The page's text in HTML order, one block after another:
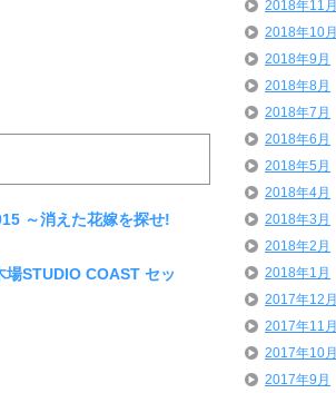
～消えた花嫁を探せ!
STUDIO COAST セッ
2018年11月
2018年10月
2018年9月
2018年8月
2018年7月
2018年6月
2018年5月
2018年4月
2018年3月
2018年2月
2018年1月
2017年12月
2017年11月
2017年10月
2017年9月